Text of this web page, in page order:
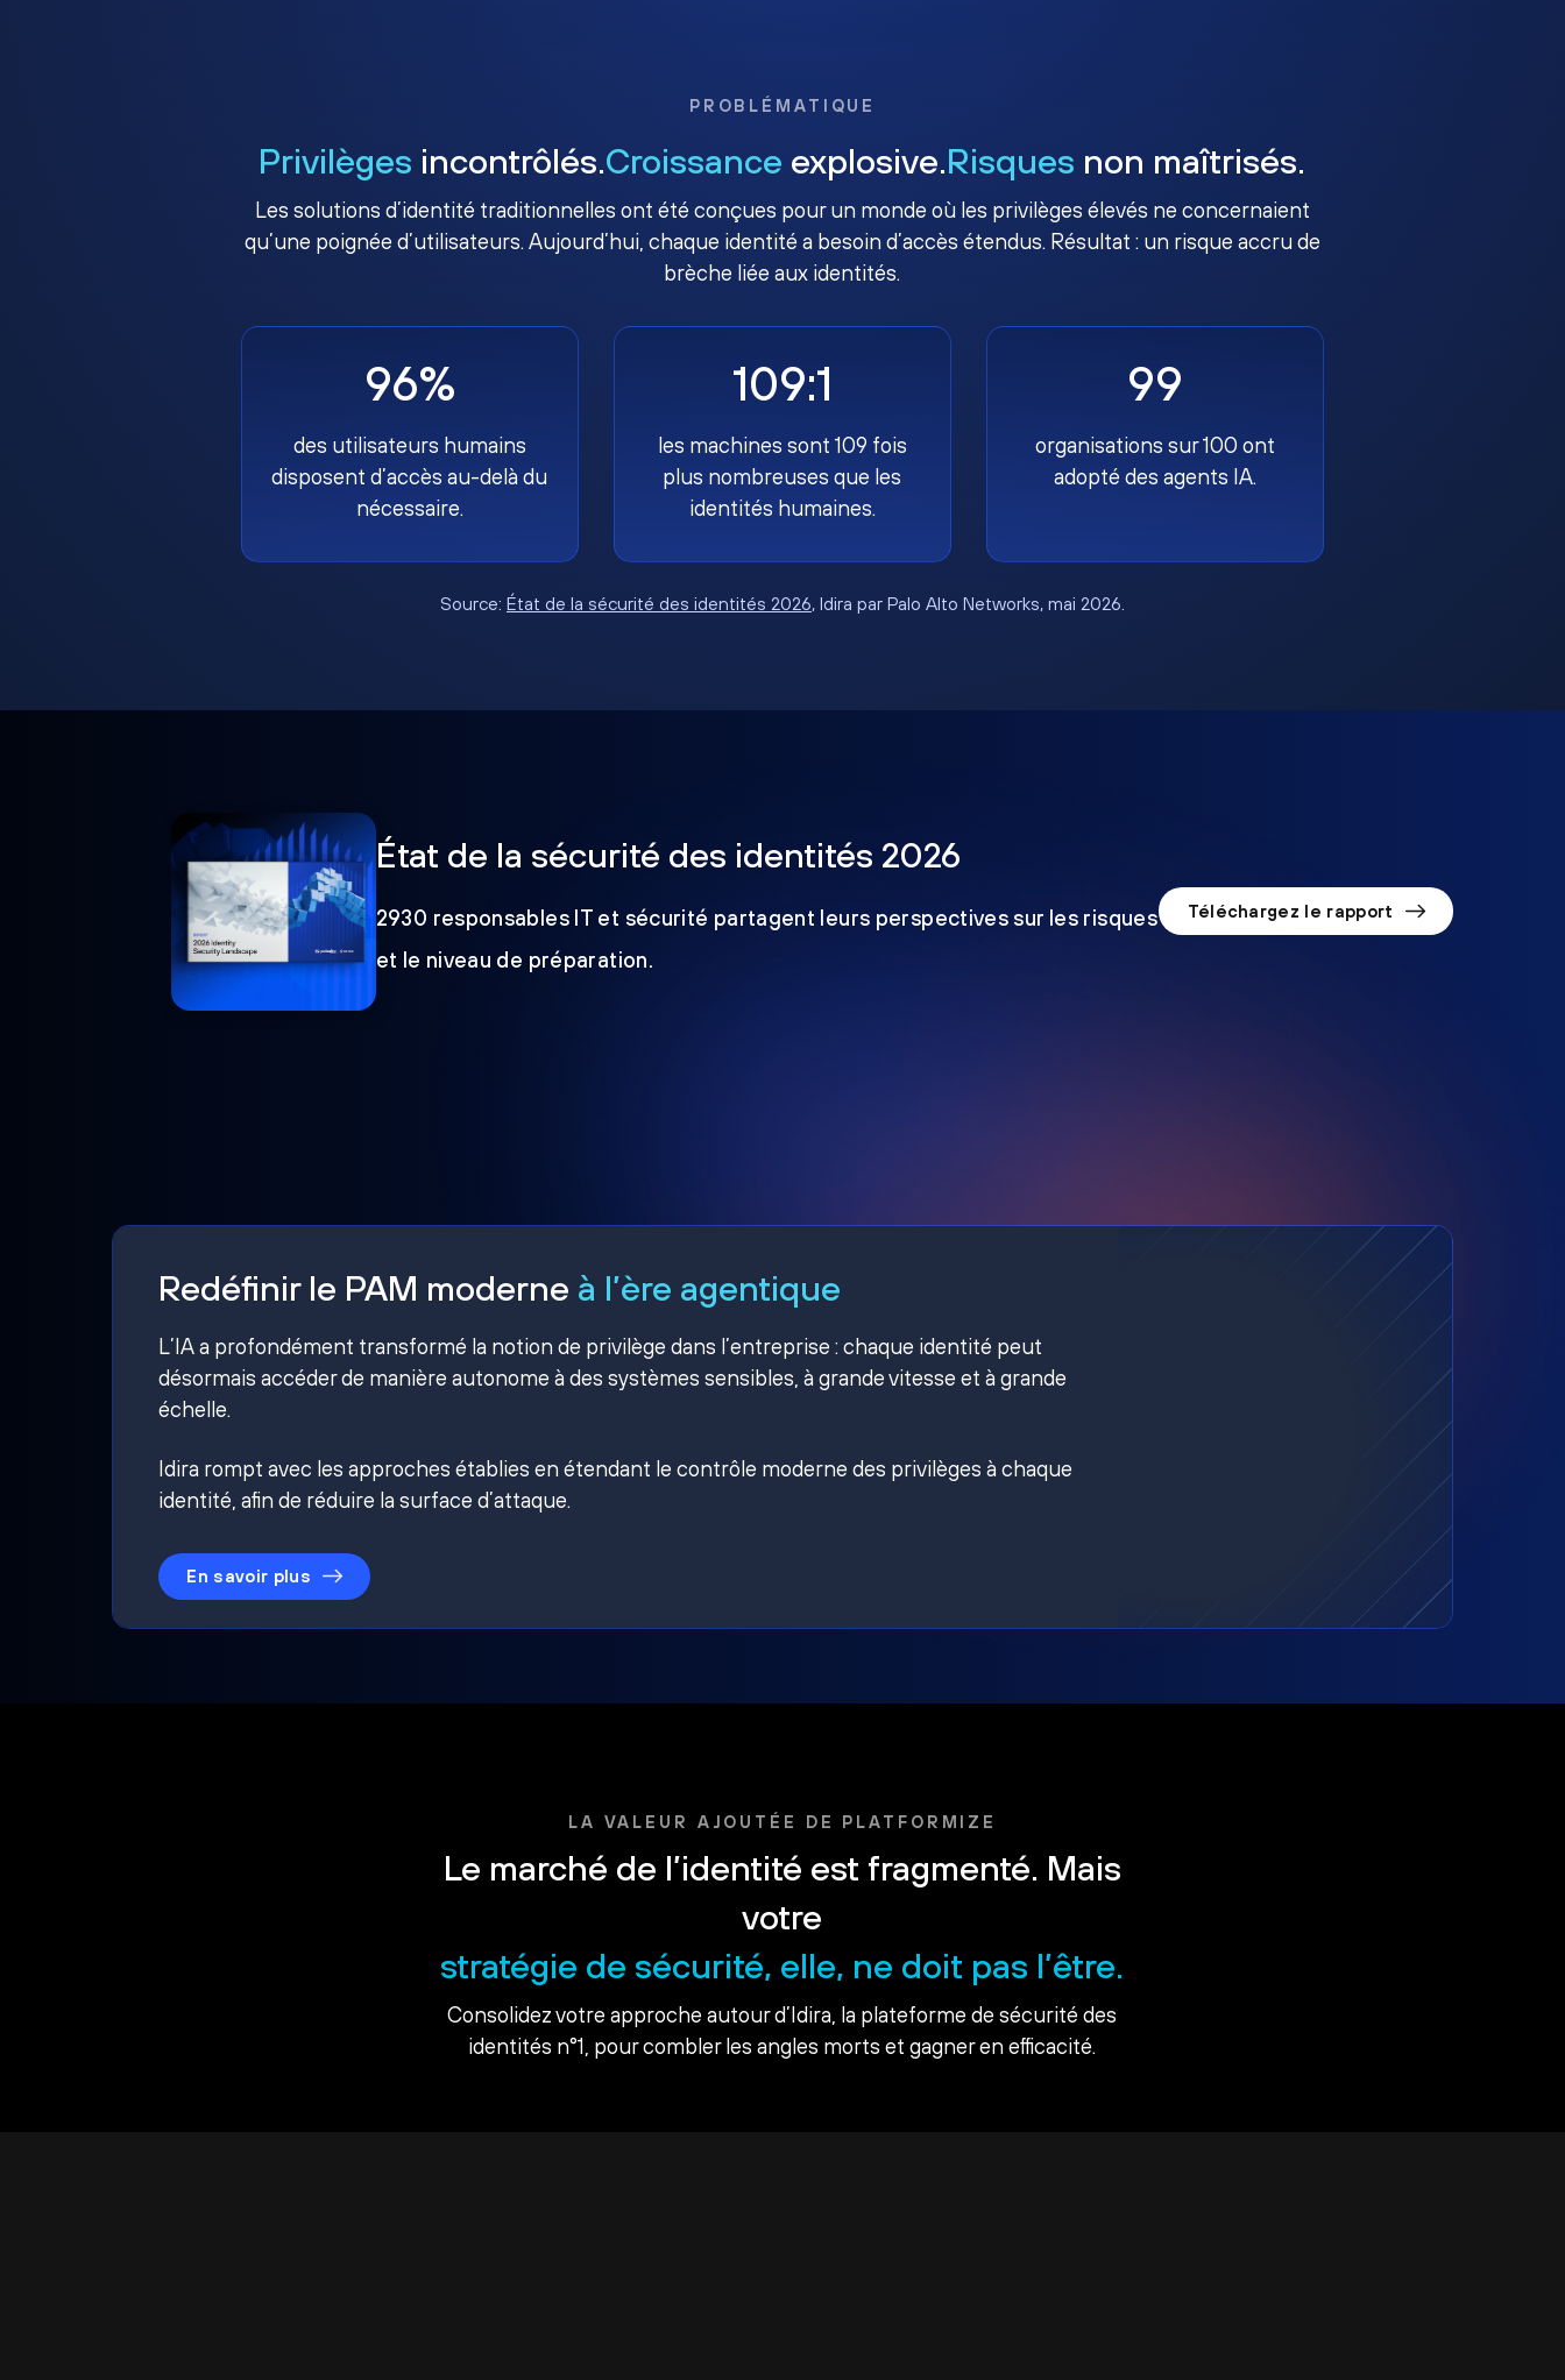
PROBLÉMATIQUE
Privilèges incontrôlés.Croissance explosive.Risques non maîtrisés.
Les solutions d’identité traditionnelles ont été conçues pour un monde où les privilèges élevés ne concernaient
qu’une poignée d’utilisateurs. Aujourd’hui, chaque identité a besoin d’accès étendus. Résultat : un risque accru de
brèche liée aux identités.
96%
des utilisateurs humains
disposent d’accès au-delà du
nécessaire.
109:1
les machines sont 109 fois
plus nombreuses que les
identités humaines.
99
organisations sur 100 ont
adopté des agents IA.
Source: État de la sécurité des identités 2026, Idira par Palo Alto Networks, mai 2026.
État de la sécurité des identités 2026
2930 responsables IT et sécurité partagent leurs perspectives sur les risques
et le niveau de préparation.
Téléchargez le rapport
Redéfinir le PAM moderne à l’ère agentique
L’IA a profondément transformé la notion de privilège dans l’entreprise : chaque identité peut
désormais accéder de manière autonome à des systèmes sensibles, à grande vitesse et à grande
échelle.
Idira rompt avec les approches établies en étendant le contrôle moderne des privilèges à chaque
identité, afin de réduire la surface d’attaque.
En savoir plus
LA VALEUR AJOUTÉE DE PLATFORMIZE
Le marché de l’identité est fragmenté. Mais
votre
stratégie de sécurité, elle, ne doit pas l’être.
Consolidez votre approche autour d’Idira, la plateforme de sécurité des
identités n°1, pour combler les angles morts et gagner en efficacité.